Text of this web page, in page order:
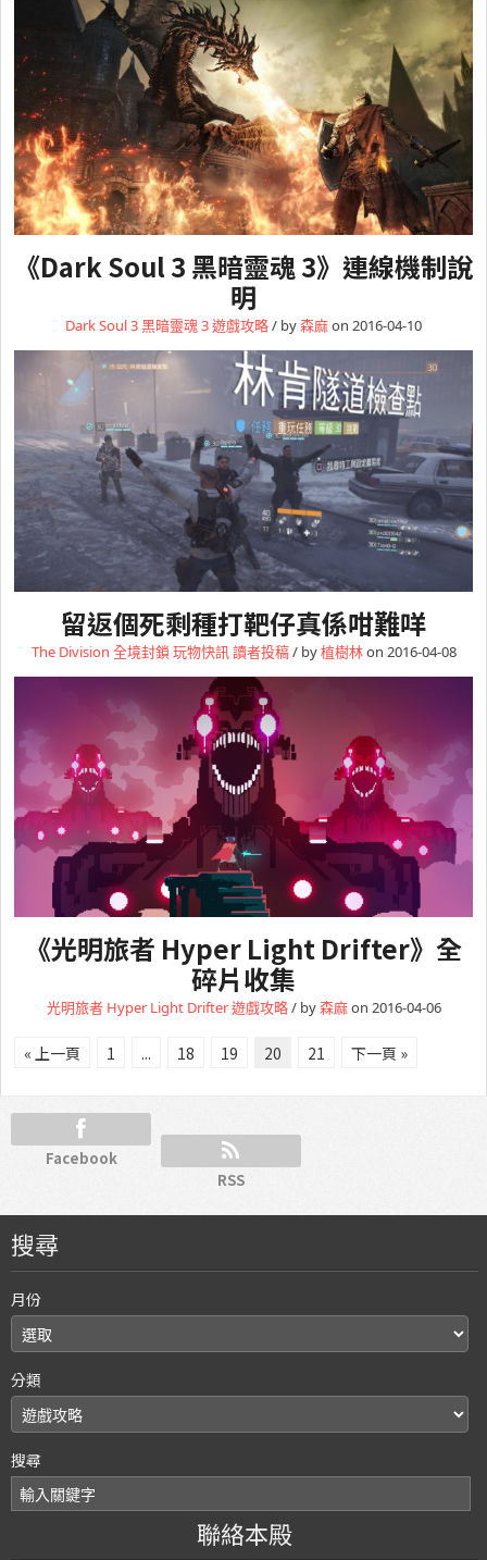
《Dark Soul 3 黑暗靈魂 3》連線機制說
明
Dark Soul 3 黑暗靈魂 3遊戲攻略/ by森麻on 2016-04-10
留返個死剩種打靶仔真係咁難咩
The Division 全境封鎖 玩物快訊讀者投稿/ by植樹林on 2016-04-08
《光明旅者 Hyper Light Drifter》全
碎片收集
光明旅者 Hyper Light Drifter遊戲攻略/ by森麻on 2016-04-06
« 上一頁 1 ... 18 19 20 21 下一頁 »
Facebook
RSS
搜尋
月份
分類
搜尋
聯絡本殿